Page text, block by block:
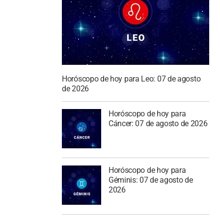
Horóscopo de hoy para Leo: 07 de agosto
de 2026
Horóscopo de hoy para
Cáncer: 07 de agosto de 2026
Horóscopo de hoy para
Géminis: 07 de agosto de
2026